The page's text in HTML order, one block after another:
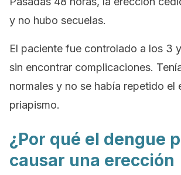
y no hubo secuelas.
El paciente fue controlado a los 3
sin encontrar complicaciones.
normales y no se había repetido el
priapismo.
¿Por qué el dengue
causar una erección